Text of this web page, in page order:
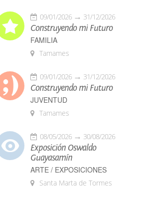
09/01/2026 31/12/2026
Construyendo mi Futuro
FAMILIA
Tamames
09/01/2026 31/12/2026
Construyendo mi Futuro
JUVENTUD
Tamames
08/05/2026 30/08/2026
Exposición Oswaldo
Guayasamín
ARTE / EXPOSICIONES
Santa Marta de Tormes